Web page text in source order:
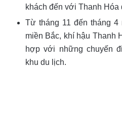
khách đến với Thanh Hóa
Từ tháng 11 đến tháng 4
miền Bắc, khí hậu Thanh
hợp với những chuyến
khu du lịch.